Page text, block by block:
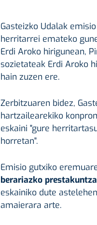
Gasteizko Udalak
herritarrei emateko
Erdi Aroko hirigunean,
sozietateak Erdi Aroko
hain zuzen ere.
Zerbitzuaren bidez,
hartzailearekiko
eskaini "gure
horretan".
Emisio gutxiko
berariazko
eskainiko dute
amaierara arte.